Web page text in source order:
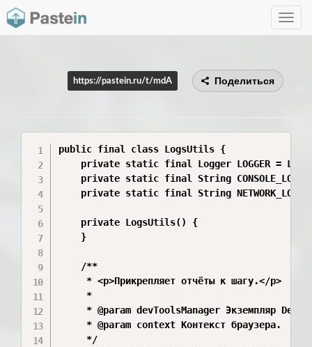
Toggle
https://pastein.ru/t/mdA Поделиться
public final class LogsUtils {
private static final Logger LOGGER =
private static final String
private static final String
    private LogsUtils() {
    }
    /**
     * <p>Прикрепляет отчёты к шагу.</p>
     *
* @param devToolsManager Экземпляр
     * @param context Контекст браузера.
     */